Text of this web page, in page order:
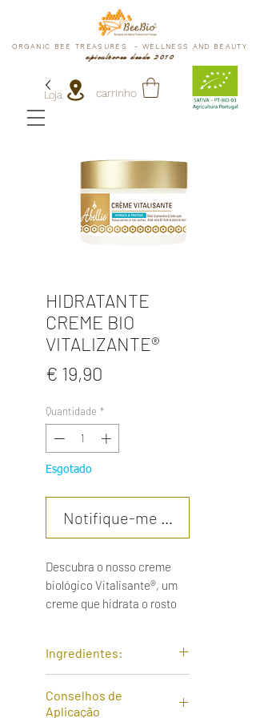
ORGANIC BEE TREASURES - WELLNESS AND BEAUTY
apicultores desde 2010
carrinho
Loja
HIDRATANTE
CREME BIO
VITALIZANTE®
€ 19,90
Quantidade *
Esgotado
Notifique-me quando
Descubra o nosso creme
biológico Vitalisante®, um
creme que hidrata o rosto
em ingredientes ativos da
colméia, feito com uma
fórmula hidratante
particularmente rica e leve
Ingredientes:
conhecida por sua ação
Conselhos de
Aplicação